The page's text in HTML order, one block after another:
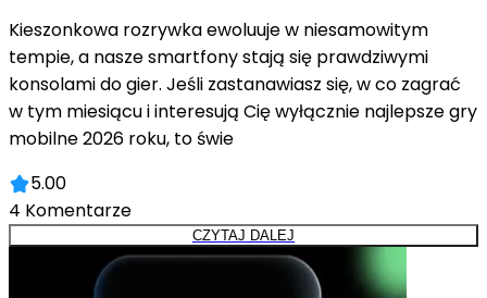
Kieszonkowa rozrywka ewoluuje w niesamowitym
tempie, a nasze smartfony stają się prawdziwymi
konsolami do gier. Jeśli zastanawiasz się, w co zagrać
w tym miesiącu i interesują Cię wyłącznie najlepsze gry
mobilne 2026 roku, to świe
5.00
4 Komentarze
CZYTAJ DALEJ